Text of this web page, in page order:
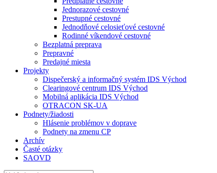
Jednorazové cestovné
Prestupné cestovné
Jednodňové celosieťové cestovné
Rodinné víkendové cestovné
Bezplatná preprava
Prepravné
Predajné miesta
Projekty
Dispečerský a informačný systém IDS Východ
Clearingové centrum IDS Východ
Mobilná aplikácia IDS Východ
OTRACON SK-UA
Podnety/žiadosti
Hlásenie problémov v doprave
Podnety na zmenu CP
Archív
Časté otázky
SAOVD